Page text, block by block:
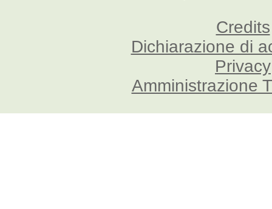
Credits
Dichiarazione di
Privacy
Amministrazione